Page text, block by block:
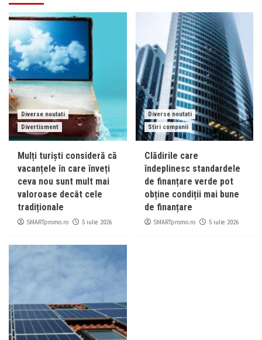
Diverse noutati
Divertisment
Mulți turiști consideră că
vacanțele în care înveți
ceva nou sunt mult mai
valoroase decât cele
tradiționale
SMARTpromo.ro 5 iulie 2026
Diverse noutati
Stiri companii
Clădirile care
îndeplinesc standardele
de finanțare verde pot
obține condiții mai bune
de finanțare
SMARTpromo.ro 5 iulie 2026